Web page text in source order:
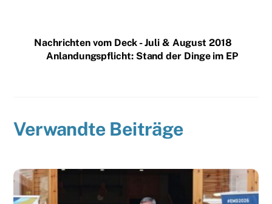
Nachrichten vom Deck - Juli & August 2018
Anlandungspflicht: Stand der Dinge im EP
Verwandte Beiträge